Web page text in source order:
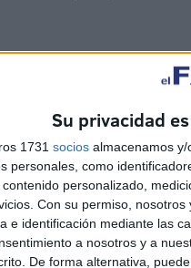
Su privacidad
1731 socios almacenamos
personales, como
personalizado,
Con su permiso, nosotros
e identificación mediante las
a nosotros y a
De forma alternativa,
pudo ser restablecido